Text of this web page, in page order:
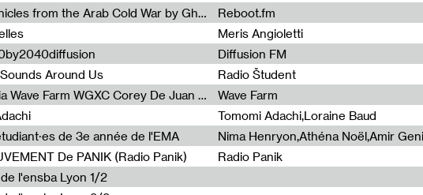
Radia Show #1094 Chronicles from the Arab Cold War by Ghazi Barakat Reboot.fm
Meris Angioletti
Diffusion FM
Around Us Radio Študent
Radia Show #1090 : Radia Wave Farm WGXC Corey De Juan Sherrard Jr Startalk Wave Farm
Tomomi Adachi,Loraine Baud
de 3e année de l'EMA
De PANIK (Radio Panik) Radio Panik
l'ensba Lyon 1/2